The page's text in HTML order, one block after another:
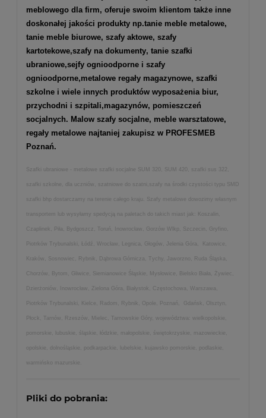
meblowego dla firm, oferuje swoim klientom także inne
doskonałej jakości produkty np.tanie meble metalowe,
tanie meble biurowe, szafy aktowe, szafy
kartotekowe,szafy na dokumenty, tanie szafki
ubraniowe,sejfy ognioodporne i szafy
ognioodporne,metalowe regały magazynowe, szafki
szkolne i wiele innych produktów wyposażenia biur,
przychodni i szpitali,magazynów, pomieszczeń
socjalnych. Malow szafy socjalne, meble warsztatowe,
regały metalowe najtaniej zakupisz w PROFESMEB
Poznań.
Szafki ubraniowe - metalowe szafki socjalne SUM 320, SUM 420, szafki sus 322,
szafki szkolne, dla uczniów, szatniowe do szatni,szafy na środki czystości typu SMD
szafki bhp dostarczamy na terenie całego kraju. Szafy metalowe dowozimy własnym
transportem lub wysyłamy spedycją na paletach do takich miast jak: Koszalin,
Czaplinek, Piła, Bydgoszcz, Toruń, Inowrocław, Gorzów Wlkp, Szczecin, Gryfino,
Piotrków Trybunalski, Łódź, Wrocław, Legnica, Głogów, Jelenia Góra, Katowice,
Kraków, Sosnowiec, Rybnik, Dąbrowa Górnicza, Tychy, Jaworzno, Ruda Śląska,
Chorzów, Bytom, Gliwice, Siemianowice Śląskie, Mysłowice, Bielsko Biała, Żywiec,
Dzierżoniów, Inowrocław, Zielona Góra, Białystok, Częstochowa, Warszawa,
Piotrków Trybunalski, Kielce, Radom, Rybnik, Opole, Poznań, Gdańsk, Olsztyn,
Płock, Tarnów, Rzeszów, Mielec, Tarnowskie Góry, województwa: wielkopolskie,
pomorskie, lubuskie, śląskie, łódzkie, małopolskie, świętokrzyskie, mazowieckie,
opolskie, dolnośląskie, podkarpackie, lubelskie, kujawsko pomorskie, podlaskie,
warmińsko mazurskie.
Pliki do pobrania: